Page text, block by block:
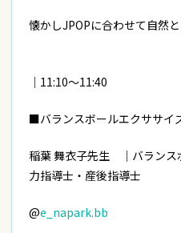
懐かしJPOPに合わせて自然
｜11:10～11:40
■バランスボールエクササイ
稲葉 舞衣子先生 ｜バランス
力指導士・産後指導士
@e_napark.bb